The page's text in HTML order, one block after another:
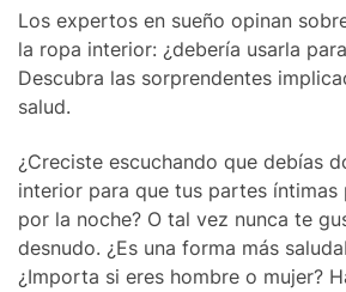
Los expertos en sueño opinan
la ropa interior: ¿debería usarla
Descubra las sorprendentes
salud.
¿Creciste escuchando que debías
interior para que tus partes íntimas
por la noche? O tal vez nunca te
desnudo. ¿Es una forma más
¿Importa si eres hombre o mujer?